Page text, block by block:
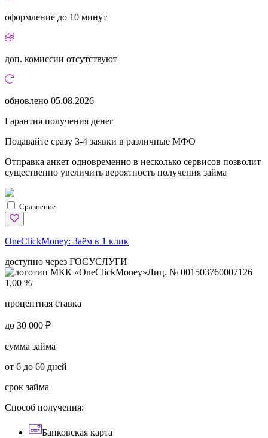
оформление до 10 минут
доп. комиссии отсутствуют
обновлено 05.08.2026
Гарантия получения денег
Подавайте сразу 3-4 заявки в различные МФО
Отправка анкет одновременно в несколько сервисов позволит
существенно увеличить вероятность получения займа
Сравнение
OneClickMoney: Заём в 1 клик
доступно через ГОСУСЛУГИ
Лиц. № 001503760007126
1,00 %
процентная ставка
до 30 000 ₽
сумма займа
от 6 до 60 дней
срок займа
Способ получения:
Банковская карта